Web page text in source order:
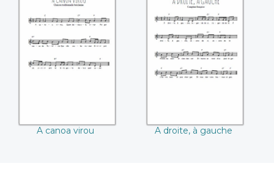
A canoa virou
A canoa virou
A droite, à gauche
A droite, à gauche